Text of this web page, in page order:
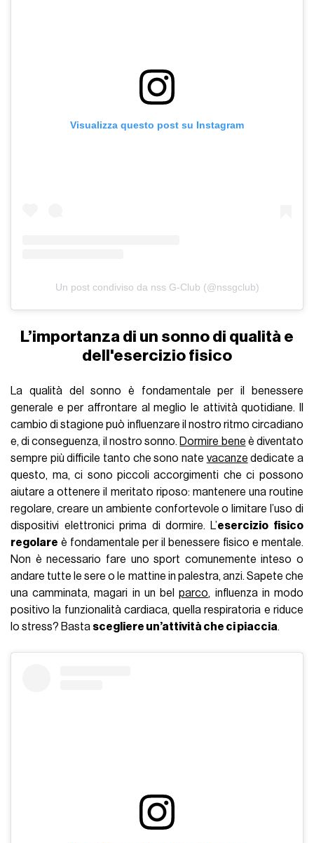
Visualizza questo post su Instagram
Un post condiviso da nss G-Club (@nssgclub)
L’importanza di un sonno di qualità e
dell'esercizio fisico
La qualità del sonno è fondamentale per il benessere
generale e per affrontare al meglio le attività quotidiane. Il
cambio di stagione può influenzare il nostro ritmo circadiano
e, di conseguenza, il nostro sonno. Dormire bene è diventato
sempre più difficile tanto che sono nate vacanze dedicate a
questo, ma, ci sono piccoli accorgimenti che ci possono
aiutare a ottenere il meritato riposo: mantenere una routine
regolare, creare un ambiente confortevole o limitare l’uso di
dispositivi elettronici prima di dormire. L’esercizio fisico
regolare è fondamentale per il benessere fisico e mentale.
Non è necessario fare uno sport comunemente inteso o
andare tutte le sere o le mattine in palestra, anzi. Sapete che
una camminata, magari in un belparco, influenza in modo
positivo la funzionalità cardiaca, quella respiratoria e riduce
lo stress? Basta scegliere un’attività che ci piaccia.